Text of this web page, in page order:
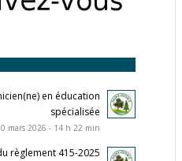
en éducation
spécialisée
mars 2026 - 14 h 22 min
règlement 415-2025